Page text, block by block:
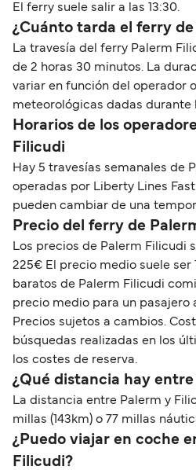
El ferry suele salir a las 13:30.
¿Cuánto tarda el ferry
La travesía del ferry Palerm
de 2 horas 30 minutos. La
variar en función del operador
meteorológicas dadas durante
Horarios de los
Filicudi
Hay 5 travesías semanales de
operadas por Liberty Lines
pueden cambiar de una
Precio del ferry de
Los precios de Palerm Filicudi
225€ El precio medio suele ser
baratos de Palerm Filicudi
precio medio para un pasajero
Precios sujetos a cambios.
búsquedas realizadas en los
los costes de reserva.
¿Qué distancia hay
La distancia entre Palerm y
millas (143km) o 77 millas
¿Puedo viajar en coche
Filicudi?